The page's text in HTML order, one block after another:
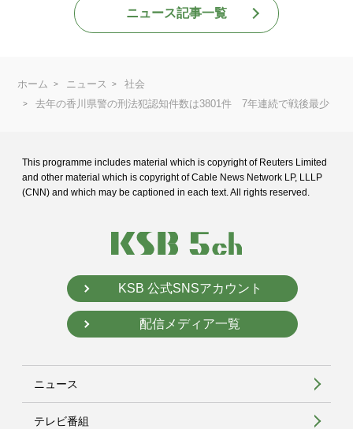
ニュース記事一覧
ホーム ニュース
社会
去年の香川県警の刑法犯認知件数は3801件 7年連続で戦後最少
This programme includes material which is copyright of Reuters Limited
and other material which is copyright of Cable News Network LP, LLLP
(CNN) and which may be captioned in each text. All rights reserved.
KSB 公式SNSアカウント
配信メディア一覧
ニュース
テレビ番組